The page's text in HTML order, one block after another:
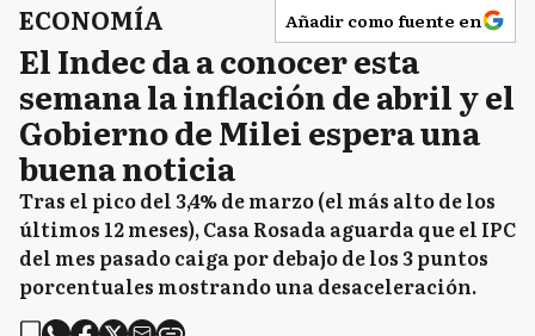
ECONOMÍA Añadir como fuente en
El Indec da a conocer esta
semana la inflación de abril y el
Gobierno de Milei espera una
buena noticia
Tras el pico del 3,4% de marzo (el más alto de los
últimos 12 meses), Casa Rosada aguarda que el IPC
del mes pasado caiga por debajo de los 3 puntos
porcentuales mostrando una desaceleración.